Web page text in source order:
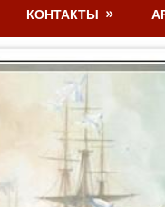
КОНТАКТЫ